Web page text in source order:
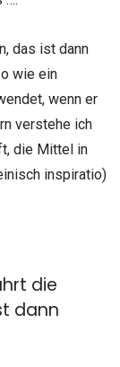
das ist dann
wie ein
wenn er
verstehe ich
die Mittel in
inspiratio)
die
dann